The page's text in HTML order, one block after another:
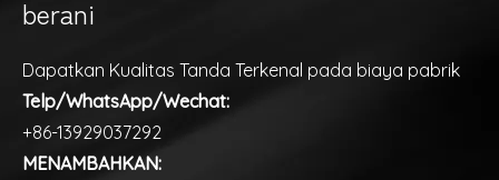
berani
Dapatkan Kualitas Tanda Terkenal pada biaya pabrik
Telp/WhatsApp/Wechat:
+86-13929037292
MENAMBAHKAN: